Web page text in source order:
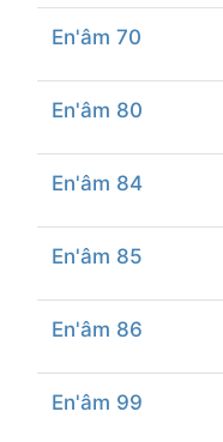
En'âm 70
En'âm 80
En'âm 84
En'âm 85
En'âm 86
En'âm 99